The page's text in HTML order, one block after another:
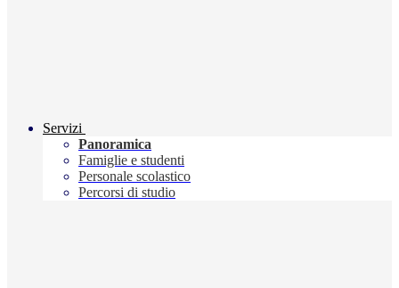
Servizi
Panoramica
Famiglie e studenti
Personale scolastico
Percorsi di studio